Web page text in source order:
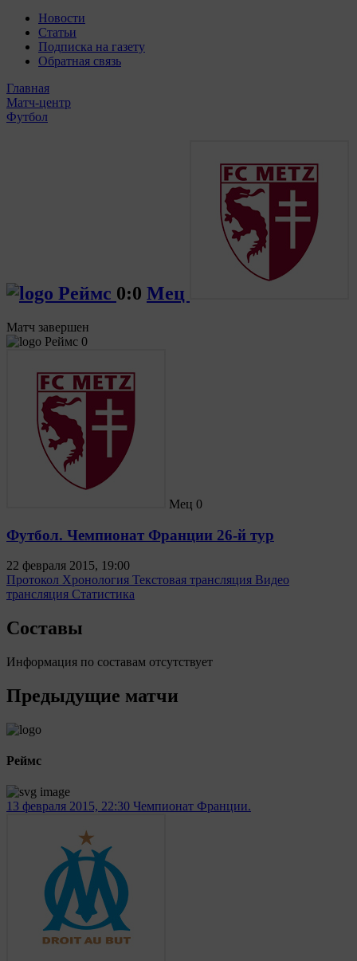
Новости
Статьи
Подписка на газету
Обратная связь
Главная
Матч-центр
Футбол
Реймс 0:0 Мец
Матч завершен
Реймс 0
Мец 0
Футбол. Чемпионат Франции 26-й тур
22 февраля 2015, 19:00
Протокол Хронология Текстовая трансляция Видео
трансляция Статистика
Составы
Информация по составам отсутствует
Предыдущие матчи
Реймс
13 февраля 2015, 22:30 Чемпионат Франции.